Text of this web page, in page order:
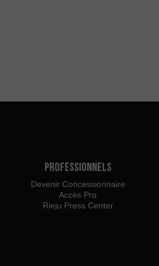
Professionnels
Devenir Concessionnaire
Accès Pro
Rieju Press Center